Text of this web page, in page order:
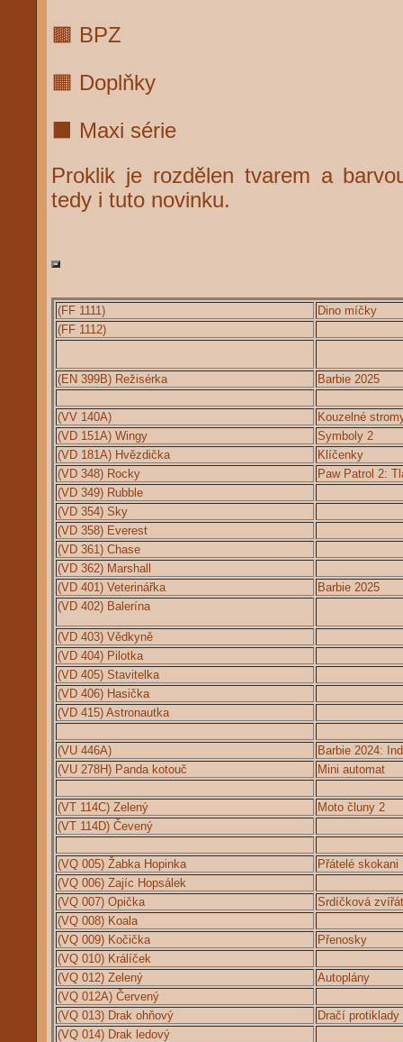
🟫 BPZ
🟧 Doplňky
⬛ Maxi série
Proklik je rozdělen tvarem a
tedy i tuto novinku.
(FF 1111)
Dino míčky
(FF 1112)
(EN 399B) Režisérka Barbie 2025
(VV 140A)
Kouzelné
(VD 151A) Wingy
Symboly 2
(VD 181A) Hvězdička
Klíčenky
(VD 348) Rocky
Paw Patrol 2:
(VD 349) Rubble
(VD 354) Sky
(VD 358) Everest
(VD 361) Chase
(VD 362) Marshall
(VD 401) Veterinářka
Barbie 2025
(VD 402) Balerína
(VD 403) Vědkyně
(VD 404) Pilotka
(VD 405) Stavitelka
(VD 406) Hasička
(VD 415) Astronautka
(VU 446A)
Barbie 2024:
(VU 278H) Panda kotouč
Mini automat
(VT 114C) Zelený
Moto čluny 2
(VT 114D) Čevený
(VQ 005) Žabka Hopinka
Přátelé skokani
(VQ 006) Zajíc Hopsálek
(VQ 007) Opička
Srdíčková
(VQ 008) Koala
(VQ 009) Kočička
Přenosky
(VQ 010) Králíček
(VQ 012) Zelený
Autoplány
(VQ 012A) Červený
(VQ 013) Drak ohňový
Dračí protiklady
(VQ 014) Drak ledový